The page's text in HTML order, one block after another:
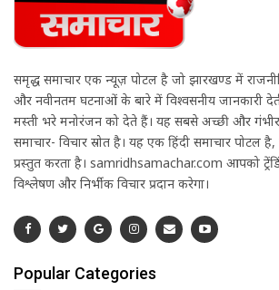
समृद्ध समाचार एक न्यूज़ पोर्टल है जो झारखण्ड में
और नवीनतम घटनाओं के बारे में विश्वसनीय जानकारी
मस्ती भरे मनोरंजन को देते हैं। यह सबसे अच्छी और गंभीर
समाचार- विचार स्रोत है। यह एक हिंदी समाचार पोर्टल
प्रस्तुत करता है। samridhsamachar.com आपको
विश्लेषण और निर्भीक विचार प्रदान करेगा।
Popular Categories